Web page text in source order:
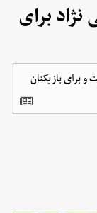
برای
برای بازیکنان